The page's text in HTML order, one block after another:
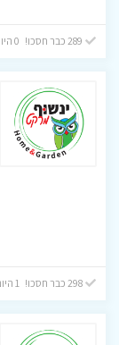
298 כבר חסכו! 1 היום